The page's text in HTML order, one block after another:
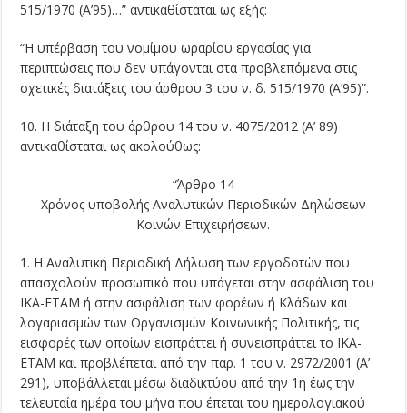
515/1970 (A’95)…” αντικαθίσταται ως εξής:
“Η υπέρβαση του νομίμου ωραρίου εργασίας για
περιπτώσεις που δεν υπάγονται στα προβλεπόμενα στις
σχετικές διατάξεις του άρθρου 3 του ν. δ. 515/1970 (A’95)”.
10. Η διάταξη του άρθρου 14 του ν. 4075/2012 (Α’ 89)
αντικαθίσταται ως ακολούθως:
“Άρθρο 14
Χρόνος υποβολής Αναλυτικών Περιοδικών Δηλώσεων
Κοινών Επιχειρήσεων.
1. Η Αναλυτική Περιοδική Δήλωση των εργοδοτών που
απασχολούν προσωπικό που υπάγεται στην ασφάλιση του
ΙΚΑ-ΕΤΑΜ ή στην ασφάλιση των φορέων ή Κλάδων και
λογαριασμών των Οργανισμών Κοινωνικής Πολιτικής, τις
εισφορές των οποίων εισπράττει ή συνεισπράττει το ΙΚΑ-
ΕΤΑΜ και προβλέπεται από την παρ. 1 του ν. 2972/2001 (Α’
291), υποβάλλεται μέσω διαδικτύου από την 1η έως την
τελευταία ημέρα του μήνα που έπεται του ημερολογιακού